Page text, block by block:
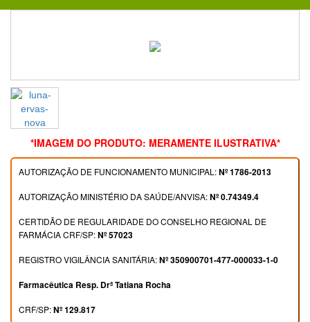
*IMAGEM DO PRODUTO: MERAMENTE ILUSTRATIVA*
AUTORIZAÇÃO DE FUNCIONAMENTO MUNICIPAL:Nº 1786-2013
AUTORIZAÇÃO MINISTÉRIO DA SAÚDE/ANVISA:Nº 0.74349.4
CERTIDÃO DE REGULARIDADE DO CONSELHO REGIONAL DE
FARMÁCIA CRF/SP:Nº 57023
REGISTRO VIGILÂNCIA SANITÁRIA:Nº 350900701-477-000033-1-0
Farmacêutica Resp. Drª Tatiana Rocha
CRF/SP:Nº 129.817